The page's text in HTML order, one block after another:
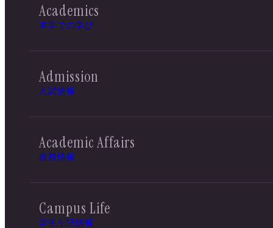
Academics
本学での学び
Admission
入試情報
Academic Affairs
教務情報
Campus Life
学生生活情報